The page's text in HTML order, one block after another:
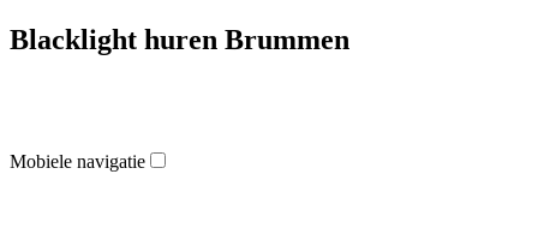
Blacklight huren Brummen
Mobiele navigatie